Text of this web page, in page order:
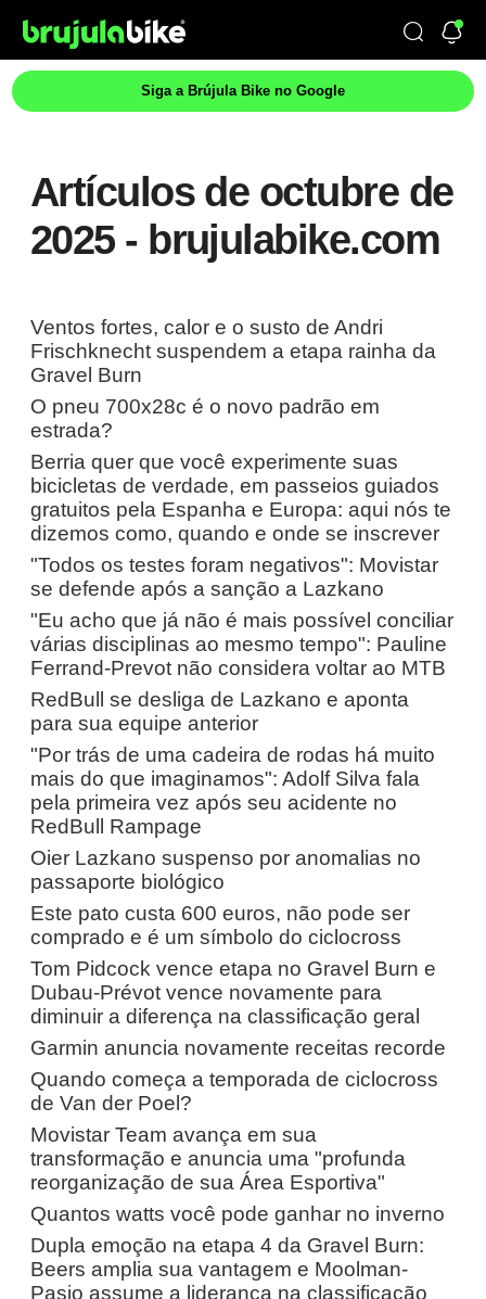
Siga a Brújula Bike no Google
Artículos de octubre de
2025 - brujulabike.com
Ventos fortes, calor e o susto de Andri
Frischknecht suspendem a etapa rainha da
Gravel Burn
O pneu 700x28c é o novo padrão em
estrada?
Berria quer que você experimente suas
bicicletas de verdade, em passeios guiados
gratuitos pela Espanha e Europa: aqui nós te
dizemos como, quando e onde se inscrever
"Todos os testes foram negativos": Movistar
se defende após a sanção a Lazkano
"Eu acho que já não é mais possível conciliar
várias disciplinas ao mesmo tempo": Pauline
Ferrand-Prevot não considera voltar ao MTB
RedBull se desliga de Lazkano e aponta
para sua equipe anterior
"Por trás de uma cadeira de rodas há muito
mais do que imaginamos": Adolf Silva fala
pela primeira vez após seu acidente no
RedBull Rampage
Oier Lazkano suspenso por anomalias no
passaporte biológico
Este pato custa 600 euros, não pode ser
comprado e é um símbolo do ciclocross
Tom Pidcock vence etapa no Gravel Burn e
Dubau-Prévot vence novamente para
diminuir a diferença na classificação geral
Garmin anuncia novamente receitas recorde
Quando começa a temporada de ciclocross
de Van der Poel?
Movistar Team avança em sua
transformação e anuncia uma "profunda
reorganização de sua Área Esportiva"
Quantos watts você pode ganhar no inverno
Dupla emoção na etapa 4 da Gravel Burn:
Beers amplia sua vantagem e Moolman-
Pasio assume a liderança na classificação